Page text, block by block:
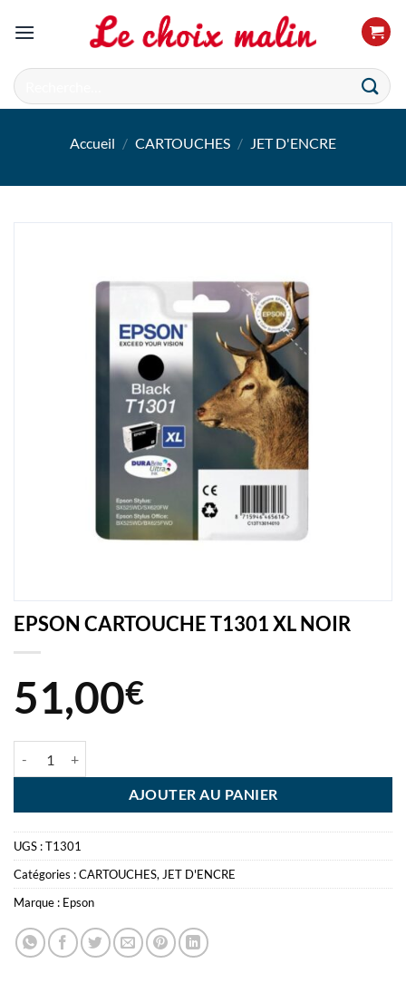
Recherche
pour :
Accueil / CARTOUCHES / JET D'ENCRE
EPSON CARTOUCHE T1301 XL NOIR
51,00€
AJOUTER AU PANIER
UGS :T1301
Catégories :CARTOUCHES, JET D'ENCRE
Marque : Epson